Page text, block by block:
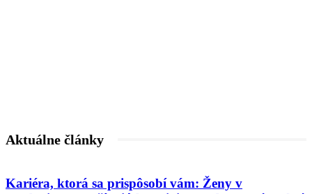
Aktuálne články
Kariéra, ktorá sa prispôsobí vám: Ženy v